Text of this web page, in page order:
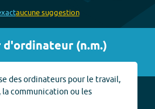
aucunesuggestion
(n.m.)
des ordinateurs pour le travail,
communication ou les